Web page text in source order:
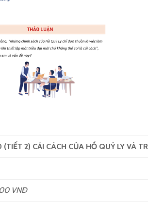
(TIẾT 2) CẢI CÁCH CỦA HỒ QUÝ LY VÀ
VNĐ